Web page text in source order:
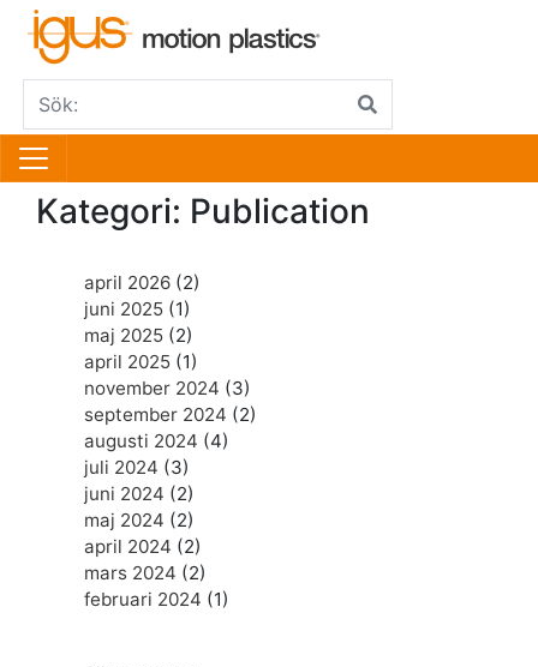
Kategori: Publication
april 2026 (2)
juni 2025 (1)
maj 2025 (2)
april 2025 (1)
november 2024 (3)
september 2024 (2)
augusti 2024 (4)
juli 2024 (3)
juni 2024 (2)
maj 2024 (2)
april 2024 (2)
mars 2024 (2)
februari 2024 (1)